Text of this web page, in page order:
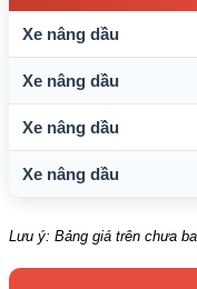
Xe nâng dầu
Xe nâng dầu
Xe nâng dầu
Xe nâng dầu
Lưu ý: Bảng giá trên chưa